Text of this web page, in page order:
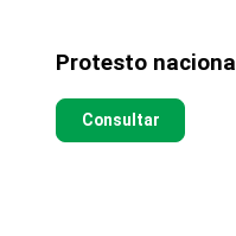
Protesto nacional
Consultar